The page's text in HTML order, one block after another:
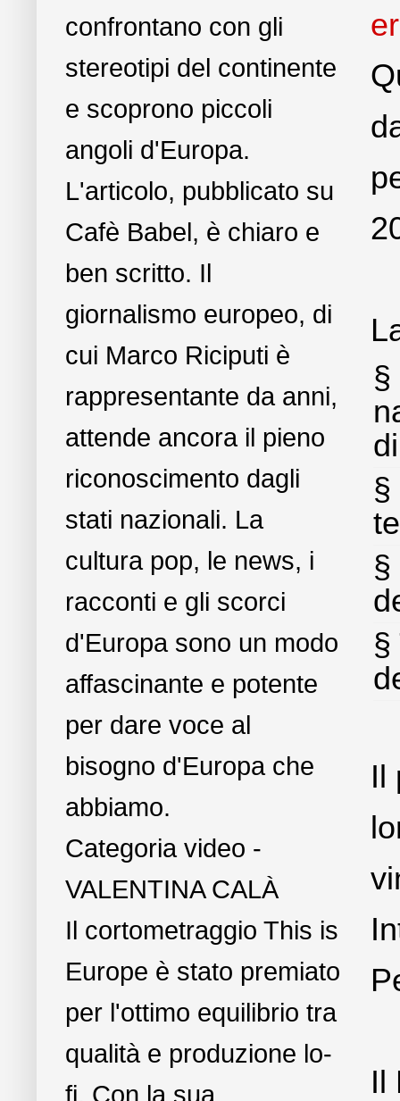
confrontano con gli
stereotipi del continente
e scoprono piccoli
angoli d'Europa.
L'articolo, pubblicato su
Cafè Babel, è chiaro e
ben scritto. Il
giornalismo europeo, di
cui Marco Riciputi è
rappresentante da anni,
attende ancora il pieno
riconoscimento dagli
stati nazionali. La
cultura pop, le news, i
racconti e gli scorci
d'Europa sono un modo
affascinante e potente
per dare voce al
bisogno d'Europa che
abbiamo.
Categoria video -
VALENTINA CALÀ
Il cortometraggio This is
Europe è stato premiato
per l'ottimo equilibrio tra
qualità e produzione lo-
fi. Con la sua
§
§
§
§
Il
Il